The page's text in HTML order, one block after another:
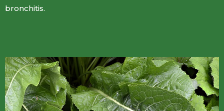
bronchitis.